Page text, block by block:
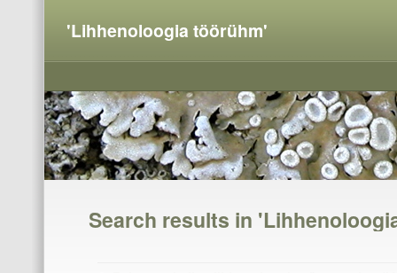
'Lihhenoloogia töörühm'
Search results in